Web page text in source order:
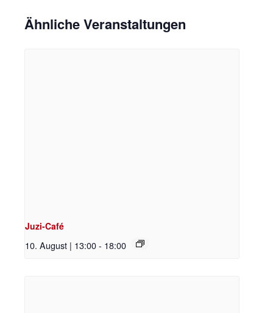
Ähnliche Veranstaltungen
Juzi-Café
10. August | 13:00- 18:00